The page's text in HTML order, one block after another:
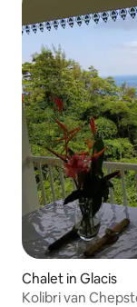
Chalet in Glacis
Kolibri van